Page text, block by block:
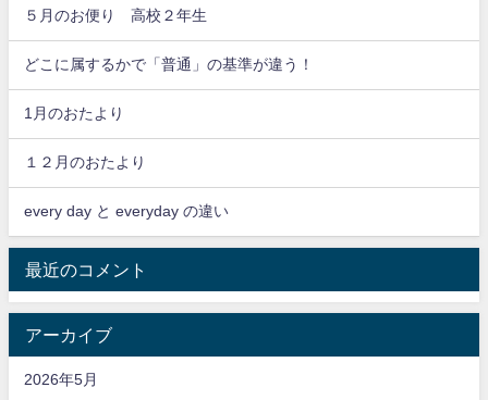
５月のお便り 高校２年生
どこに属するかで「普通」の基準が違う！
1月のおたより
１２月のおたより
every day と everyday の違い
最近のコメント
アーカイブ
2026年5月